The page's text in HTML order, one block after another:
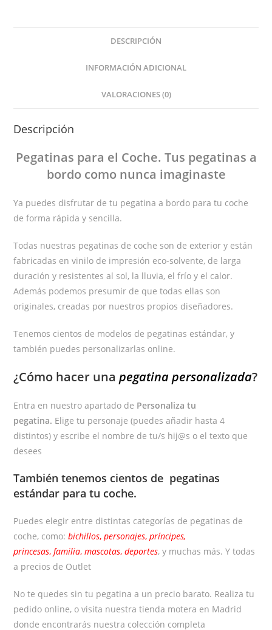
DESCRIPCIÓN
INFORMACIÓN ADICIONAL
VALORACIONES (0)
Descripción
Pegatinas para el Coche. Tus pegatinas a
bordocomo nunca imaginaste
Ya puedes disfrutar de tu pegatina a bordo para tu coche
de forma rápida y sencilla.
Todas nuestras pegatinas de coche son de exterior y están
fabricadas en vinilo de impresión eco-solvente, de larga
duración y resistentes al sol, la lluvia, el frío y el calor.
Además podemos presumir de que todas ellas son
originales, creadas por nuestros propios diseñadores.
Tenemos cientos de modelos de pegatinas estándar, y
también puedes personalizarlas online.
¿Cómo hacer unapegatina personalizada?
Entra en nuestro apartado de Personaliza tu
pegatina. Elige tu personaje (puedes añadir hasta 4
distintos) y escribe el nombre de tu/s hij@s o el texto que
desees
También tenemos cientos de pegatinas
estándar para tu coche.
Puedes elegir entre distintas categorías de pegatinas de
coche, como:bichillos,personajes,príncipes,
princesas,familia,mascotas,deportes, y muchas más. Y todas
a precios de Outlet
No te quedes sin tu pegatina a un precio barato. Realiza tu
pedido online, o visita nuestra tienda motera en Madrid
donde encontrarás nuestra colección completa